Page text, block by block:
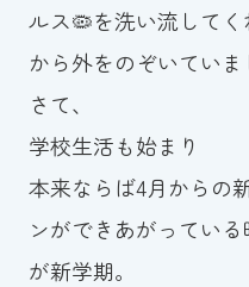
波スイタイムズ
お問い合わせ
平日 9:00～
ルス🦠を洗い流して
から外をのぞいていま
さて、
学校生活も始まり
本来ならば4月からの
ンができあがってい
が新学期。